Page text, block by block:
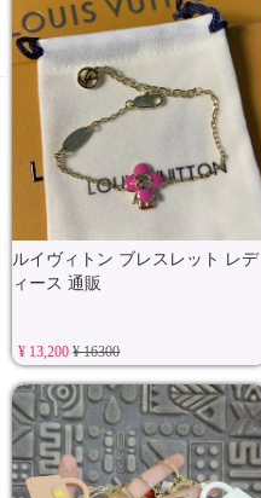
ルイヴィトン ブレスレット レデ
ィース 通販
¥ 13,200¥ 16300